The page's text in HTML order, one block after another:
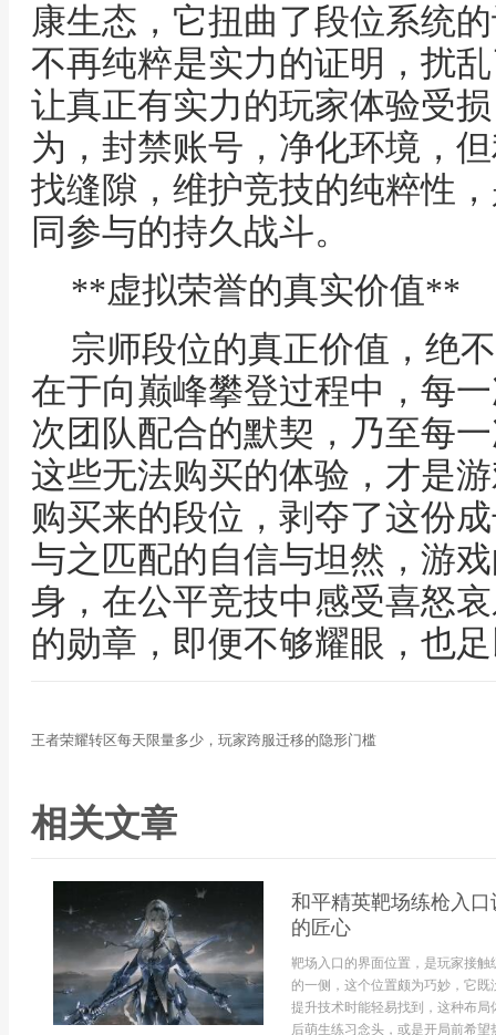
康生态，它扭曲了段位系统
不再纯粹是实力的证明，扰
让真正有实力的玩家体验受
为，封禁账号，净化环境，
找缝隙，维护竞技的纯粹性
同参与的持久战斗。
**虚拟荣誉的真实价值**
宗师段位的真正价值，绝
在于向巅峰攀登过程中，每
次团队配合的默契，乃至每
这些无法购买的体验，才是
购买来的段位，剥夺了这份
与之匹配的自信与坦然，游
身，在公平竞技中感受喜怒
的勋章，即便不够耀眼，也
王者荣耀转区每天限量多少，玩家跨服迁移的隐形门槛
相关文章
和平精英靶场练枪入
的匠心
靶场入口的界面位置，是玩家接
的一侧，这个位置颇为巧妙，它
提升技术时能轻易找到，这种布
后萌生练习念头，或是开局前希